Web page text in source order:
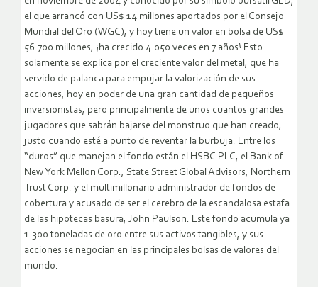
el que arrancó con US$ 14 millones aportados por el Consejo
Mundial del Oro (WGC), y hoy tiene un valor en bolsa de US$
56.700 millones, ¡ha crecido 4.050 veces en 7 años! Esto
solamente se explica por el creciente valor del metal, que ha
servido de palanca para empujar la valorización de sus
acciones, hoy en poder de una gran cantidad de pequeños
inversionistas, pero principalmente de unos cuantos grandes
jugadores que sabrán bajarse del monstruo que han creado,
justo cuando esté a punto de reventar la burbuja. Entre los
“duros” que manejan el fondo están el HSBC PLC, el Bank of
New York Mellon Corp., State Street Global Advisors, Northern
Trust Corp. y el multimillonario administrador de fondos de
cobertura y acusado de ser el cerebro de la escandalosa estafa
de las hipotecas basura, John Paulson. Este fondo acumula ya
1.300 toneladas de oro entre sus activos tangibles, y sus
acciones se negocian en las principales bolsas de valores del
mundo.